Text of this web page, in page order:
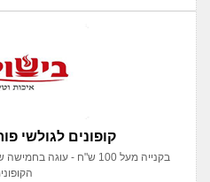
קופונים לגולשי
בקנייה מעל 100 ש"ח -